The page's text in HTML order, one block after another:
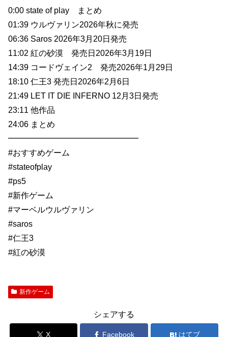
0:00 state of play まとめ
01:39 ウルヴァリン2026年秋に発売
06:36 Saros 2026年3月20日発売
11:02 紅の砂漠 発売日2026年3月19日
14:39 コードヴェイン2 発売2026年1月29日
18:10 仁王3 発売日2026年2月6日
21:49 LET IT DIE INFERNO 12月3日発売
23:11 他作品
24:06 まとめ
━━━━━━━━━━━━━━━━
#おすすめゲーム
#stateofplay
#ps5
#新作ゲーム
#マーベルウルヴァリン
#saros
#仁王3
#紅の砂漠
新作ゲーム
シェアする
X Facebook はてブ